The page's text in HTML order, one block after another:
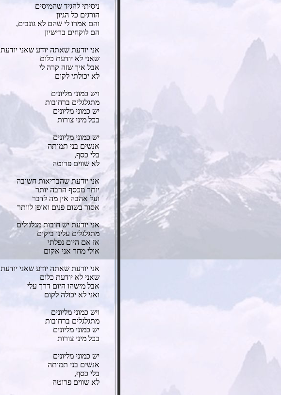
ניסיתי להגיד שהמיסים
הורגים כל הגיון
והם אמרו לי שהם לא גונבים,
הם לוקחים ברישיון
אני יודעת שאתה יודע שאני יודעת
שאני לא יודעת כלום
אבל איך שזה קרה לי
לא יכולתי לקום
ויש כמוני מליונים
מתגלגלים ברחובות
יש כמוני מליונים
בכל מיני צורות
יש כמוני מליונים
אנשים בני תמותה
בלי כסף,
לא שווים פרוטה
אני יודעת שהבריאות חשובה
יותר מכסף הרבה יותר
ועל אהבה אין מה לדבר
אסור בשום פנים ואופן לוותר
אני יודעת יש חובות מגלגולים
מתגלגלים עלינו ביקום
אז אם היום נפלתי
אולי מחר אני אקום
אני יודעת שאתה יודע שאני יודעת
שאני לא יודעת כלום
אבל מישהו היום דרך עלי
ואני לא יכולה לקום
ויש כמוני מליונים
מתגלגלים ברחובות
יש כמוני מליונים
בכל מיני צורות
יש כמוני מליונים
אנשים בני תמותה
בלי כסף,
לא שווים פרוטה